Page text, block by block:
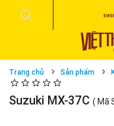
Trang chủ Sản phẩm
Suzuki MX-37C ( Mã